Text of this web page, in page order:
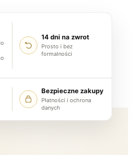
14 dni na zwrot
Prosto i bez
formalności
Bezpieczne zakupy
Płatności i ochrona
danych